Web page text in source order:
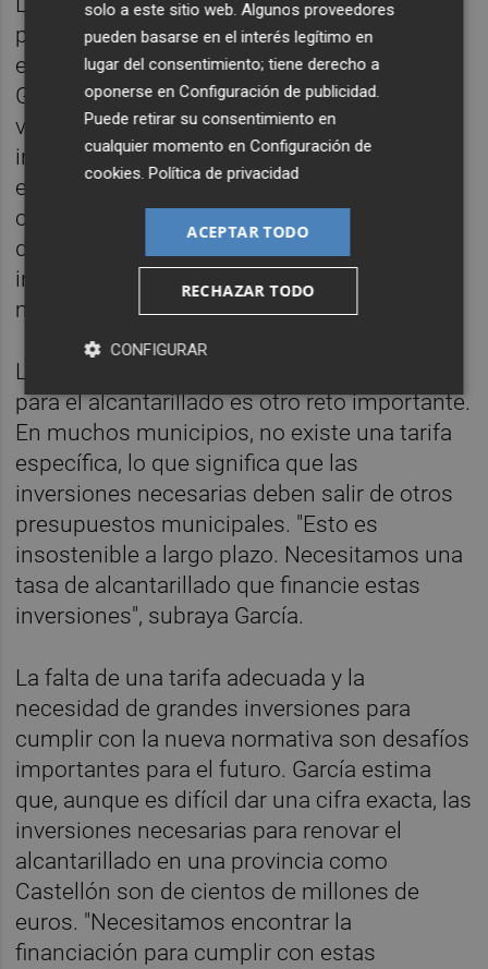
para la gestión del alcantarillado,
especialmente en términos de inversión.
García señala que muchas redes tienen una
vida útil promedio de 238 años, lo que es
insostenible. Las filtraciones de agua,
especialmente en zonas marítimas,
complican el tratamiento en las
depuradoras. "Es fundamental renovar las
instalaciones para evitar estos problemas y
mejorar la eficiencia del sistema", explica.
La implementación de una tarifa adecuada
para el alcantarillado es otro reto importante.
En muchos municipios, no existe una tarifa
específica, lo que significa que las
inversiones necesarias deben salir de otros
presupuestos municipales. "Esto es
insostenible a largo plazo. Necesitamos una
tasa de alcantarillado que financie estas
inversiones", subraya García.
La falta de una tarifa adecuada y la
necesidad de grandes inversiones para
cumplir con la nueva normativa son desafíos
importantes para el futuro. García estima
que, aunque es difícil dar una cifra exacta, las
inversiones necesarias para renovar el
alcantarillado en una provincia como
Castellón son de cientos de millones de
euros. "Necesitamos encontrar la
financiación para cumplir con estas
solo a este sitio web. Algunos proveedores
pueden basarse en el interés legítimo en
lugar del consentimiento; tiene derecho a
oponerse enConfiguración de publicidad.
Puede retirar su consentimiento en
cualquier momento enConfiguración de
cookies.Política de privacidad
ACEPTAR TODO
RECHAZAR TODO
CONFIGURAR